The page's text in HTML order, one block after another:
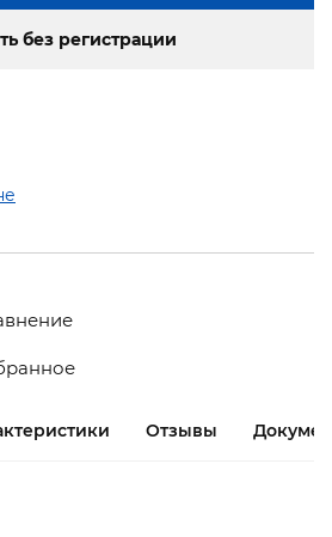
без регистрации
Отзывы